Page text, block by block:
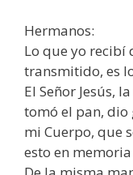
Hermanos:
Lo que yo recibí
transmitido, es
El Señor Jesús,
tomó el pan, dio
mi Cuerpo, que
esto en